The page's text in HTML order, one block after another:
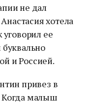
не дал
хотела
ее
и Россией.
привез в
Когда малыш